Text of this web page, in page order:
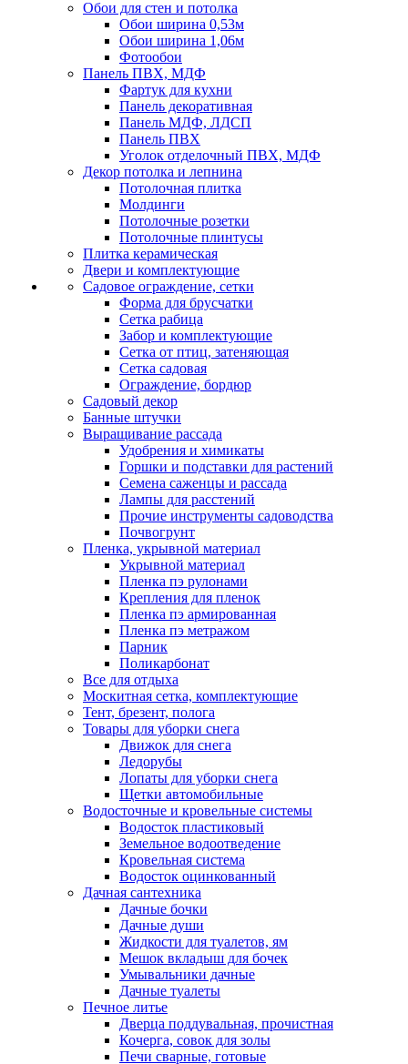
Обои для стен и потолка
Обои ширина 0,53м
Обои ширина 1,06м
Фотообои
Панель ПВХ, МДФ
Фартук для кухни
Панель декоративная
Панель МДФ, ЛДСП
Панель ПВХ
Уголок отделочный ПВХ, МДФ
Декор потолка и лепнина
Потолочная плитка
Молдинги
Потолочные розетки
Потолочные плинтусы
Плитка керамическая
Двери и комплектующие
Садовое ограждение, сетки
Форма для брусчатки
Сетка рабица
Забор и комплектующие
Сетка от птиц, затеняющая
Сетка садовая
Ограждение, бордюр
Садовый декор
Банные штучки
Выращивание рассада
Удобрения и химикаты
Горшки и подставки для растений
Семена саженцы и рассада
Лампы для расстений
Прочие инструменты садоводства
Почвогрунт
Пленка, укрывной материал
Укрывной материал
Пленка пэ рулонами
Крепления для пленок
Пленка пэ армированная
Пленка пэ метражом
Парник
Поликарбонат
Все для отдыха
Москитная сетка, комплектующие
Тент, брезент, полога
Товары для уборки снега
Движок для снега
Ледорубы
Лопаты для уборки снега
Щетки автомобильные
Водосточные и кровельные системы
Водосток пластиковый
Земельное водоотведение
Кровельная система
Водосток оцинкованный
Дачная сантехника
Дачные бочки
Дачные души
Жидкости для туалетов, ям
Мешок вкладыш для бочек
Умывальники дачные
Дачные туалеты
Печное литье
Дверца поддувальная, прочистная
Кочерга, совок для золы
Печи сварные, готовые